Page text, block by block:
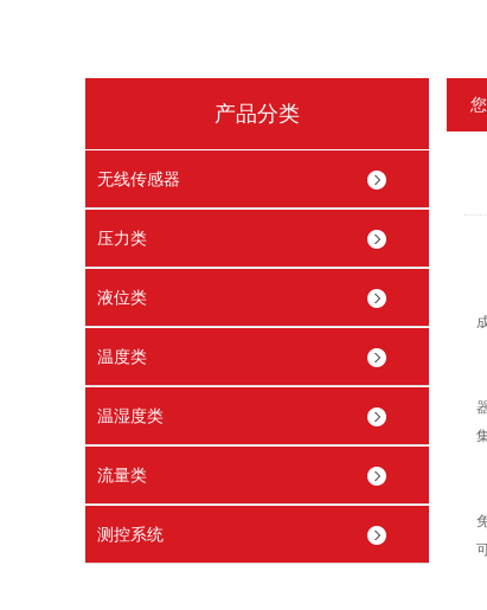
产品分类
无线传感器
压力类
液位类
温度类
温湿度类
流量类
测控系统